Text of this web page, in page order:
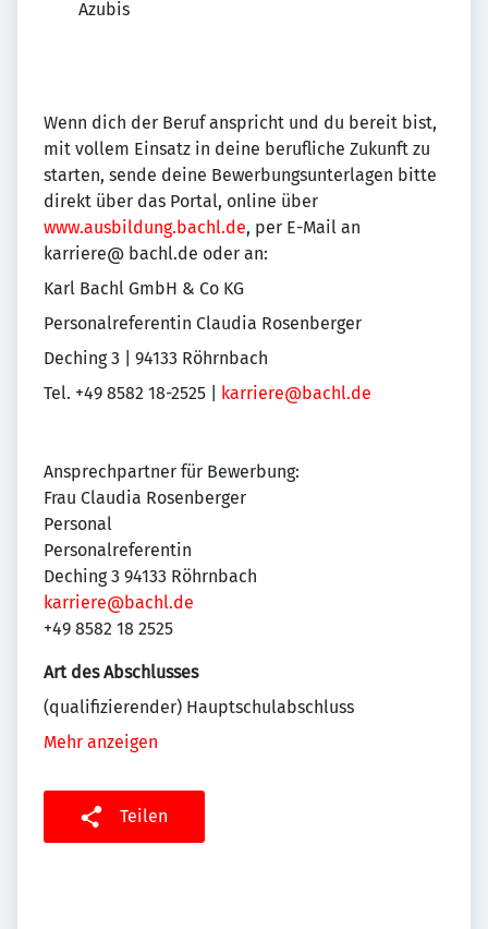
Azubis
Wenn dich der Beruf anspricht und du bereit bist,
mit vollem Einsatz in deine berufliche Zukunft zu
starten, sende deine Bewerbungsunterlagen bitte
direkt über das Portal, online über
www.ausbildung.bachl.de, per E-Mail an
karriere@ bachl.de oder an:
Karl Bachl GmbH & Co KG
Personalreferentin Claudia Rosenberger
Deching 3 | 94133 Röhrnbach
Tel. +49 8582 18-2525 | karriere@bachl.de
Ansprechpartner für Bewerbung:
Frau Claudia Rosenberger
Personal
Personalreferentin
Deching 3 94133 Röhrnbach
karriere@bachl.de
+49 8582 18 2525
Art des Abschlusses
(qualifizierender) Hauptschulabschluss
Mehr anzeigen
Teilen